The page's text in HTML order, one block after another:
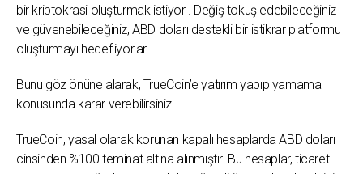
bir kriptokrasi oluşturmak istiyor . Değiş tokuş edebileceğiniz
ve güvenebileceğiniz, ABD doları destekli bir istikrar platformu
oluşturmayı hedefliyorlar.
Bunu göz önüne alarak, TrueCoin’e yatırım yapıp yamama
konusunda karar verebilirsiniz.
TrueCoin, yasal olarak korunan kapalı hesaplarda ABD doları
cinsinden %100 teminat altına alınmıştır. Bu hesaplar, ticaret